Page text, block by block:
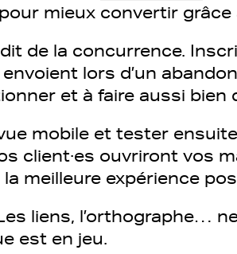
mieux convertir grâce
de la concurrence.
lors d’un
et à faire aussi bien
mobile et tester
client·es ouvriront vos
meilleure expérience
liens, l’orthographe…
est en jeu.